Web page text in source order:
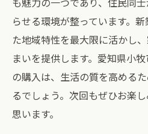
らせる環境が整っています。
た地域特性を最大限に活かし
まいを提供します。愛知県小
の購入は、生活の質を高める
るでしょう。次回もぜひお楽
思います。